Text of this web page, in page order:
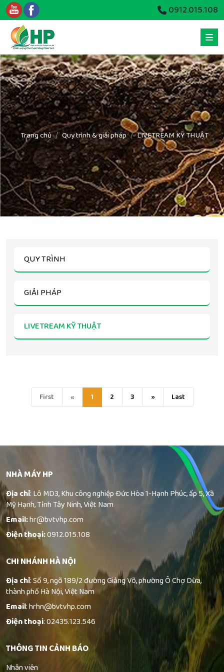
0912.015.108
Trang chủ Quy trình & giải pháp LIVETREAM KỸ THUẬT
QUY TRÌNH
GIẢI PHÁP
LIVETREAM KỸ THUẬT
First « 1 2 3 » Last
NHÀ MÁY HP
Địa chỉ: Lô MD3, Khu công nghiệp Đức Hòa 1-Hạnh Phúc, ấp 5, Xã
Mỹ Hạnh, Tỉnh Tây Ninh, Việt Nam
Email:hr@bvtvhp.com
Điện thoại:0912.015.108
CHI NHÁNH HÀ NỘI
Địa chỉ: Số 9, ngõ 189/2 đường Giảng Võ, phường Ô Chợ Dừa,
thành phố Hà Nội, Việt Nam
Email: hrhn@bvtvhp.com
Điện thoại: 02435.123.546
THÔNG TIN CẢNH BÁO
Nhân viên